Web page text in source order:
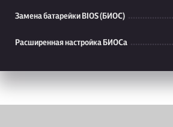
Замена батарейки BIOS (БИОС)
Расширенная настройка БИОСа